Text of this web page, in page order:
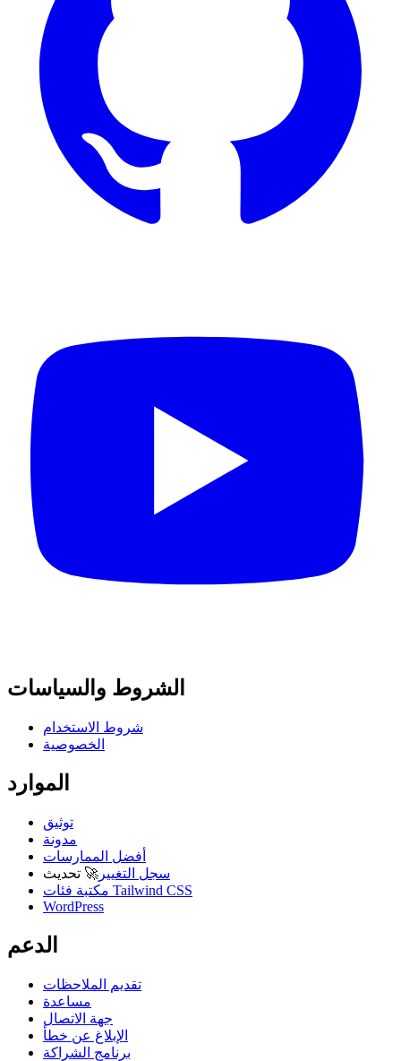
الشروط والسياسات
شروط الاستخدام
الخصوصية
الموارد
توثيق
مدونة
أفضل الممارسات
سجل التغيير 🚀 تحديث
مكتبة فئات Tailwind CSS
WordPress
الدعم
تقديم الملاحظات
مساعدة
جهة الاتصال
الإبلاغ عن خطأ
برنامج الشراكة